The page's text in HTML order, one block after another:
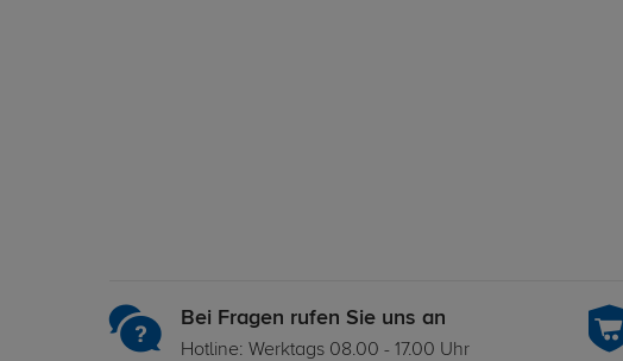
Bei Fragen rufen Sie uns an
Hotline: Werktags 08.00 - 17.00 Uhr